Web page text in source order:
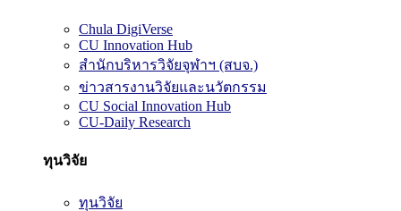
Chula DigiVerse
CU Innovation Hub
สำนักบริหารวิจัยจุฬาฯ (สบจ.)
ข่าวสารงานวิจัยและนวัตกรรม
CU Social Innovation Hub
CU-Daily Research
ทุนวิจัย
ทุนวิจัย